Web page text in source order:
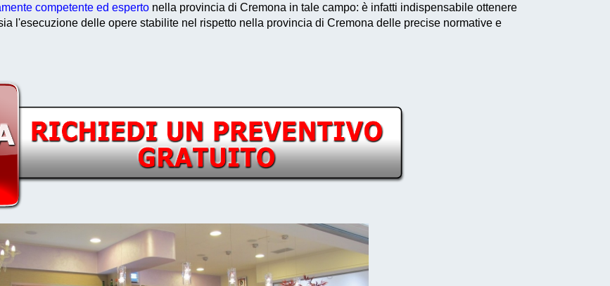
competente ed esperto nella provincia di Cremona in tale campo: è infatti indispensabile ottenere
l'esecuzione delle opere stabilite nel rispetto nella provincia di Cremona delle precise normative e